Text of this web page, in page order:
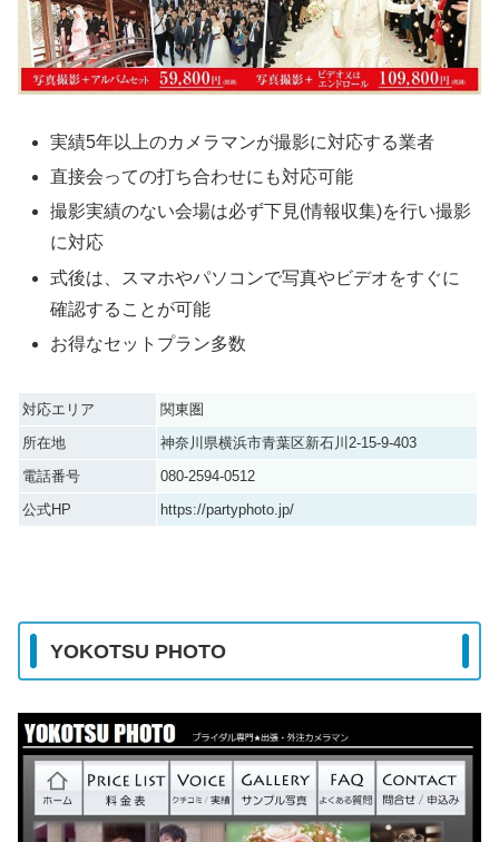
実績5年以上のカメラマンが撮影に対応する業者
直接会っての打ち合わせにも対応可能
撮影実績のない会場は必ず下見(情報収集)を行い撮影
に対応
式後は、スマホやパソコンで写真やビデオをすぐに
確認することが可能
お得なセットプラン多数
対応エリア
関東圏
所在地
神奈川県横浜市青葉区新石川2-15-9-403
電話番号
080-2594-0512
公式HP
https://partyphoto.jp/
YOKOTSU PHOTO